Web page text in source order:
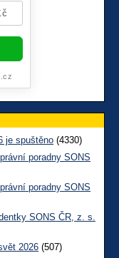
je spuštěno (4330)
poradny SONS
poradny SONS
SONS ČR, z. s.
2026 (507)